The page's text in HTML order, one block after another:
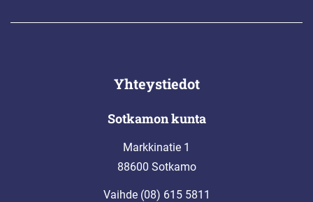
Yhteystiedot
Sotkamon kunta
Markkinatie 1
88600 Sotkamo
Vaihde (08) 615 5811